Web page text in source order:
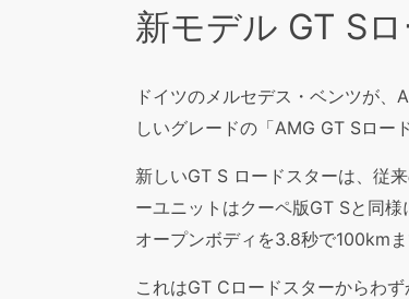
新モデル GT S
ドイツのメルセデス・ベンツが
しいグレードの「AMG GT Sロー
新しいGT S ロードスターは、従
ーユニットはクーペ版GT Sと同
オープンボディを3.8秒で100kmま
これはGT Cロードスターからわ